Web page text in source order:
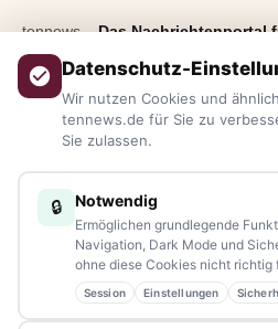
tennews –Das Nachrichtenportal
Bayern.
Aktuelle News,
aus allen Regionen, Städten und
Blaulicht, von Kultur bis Sport,
Veranstaltungen– immer aktuell,
Sie haben ein Thema,
kennen eine Geschichte, die
Schreiben Sie uns – gemeinsam
Lesern bleiben wir am Puls der Zeit.
Partnerschaften:info@tennews.de
Datenschutz-
Wir nutzen Cookies und
tennews.de für Sie zu
Sie zulassen.
🔒 Notwendig
Ermöglichen grundlegende
Navigation, Dark Mode und
ohne diese Cookies nicht richtig
Session Einstellungen